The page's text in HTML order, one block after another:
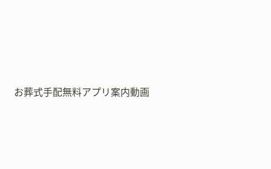
お葬式手配無料アプリ案内動画